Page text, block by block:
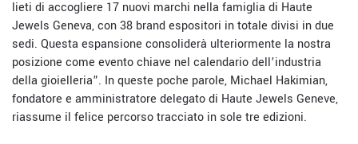
lieti di accogliere 17 nuovi marchi nella famiglia di Haute
Jewels Geneva, con 38 brand espositori in totale divisi in due
sedi. Questa espansione consoliderà ulteriormente la nostra
posizione come evento chiave nel calendario dell’industria
della gioielleria”. In queste poche parole, Michael Hakimian,
fondatore e amministratore delegato di Haute Jewels Geneve,
riassume il felice percorso tracciato in sole tre edizioni.